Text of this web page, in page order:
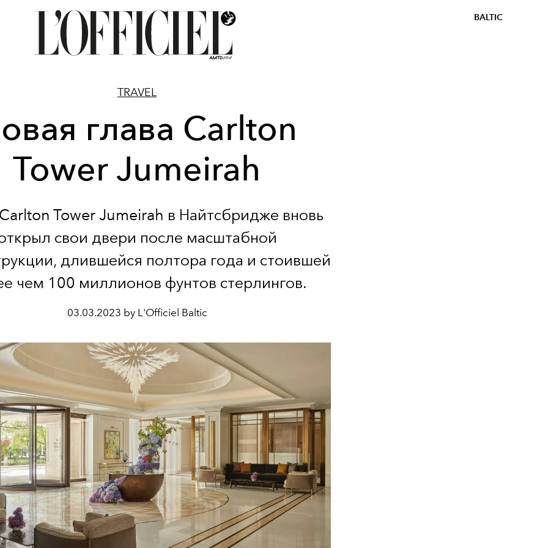
BALTIC
TRAVEL
глава Carlton
Tower Jumeirah
Tower Jumeirah в Найтсбридже вновь
свои двери после масштабной
длившейся полтора года и стоившей
чем 100 миллионов фунтов стерлингов.
03.03.2023 by L'Officiel Baltic